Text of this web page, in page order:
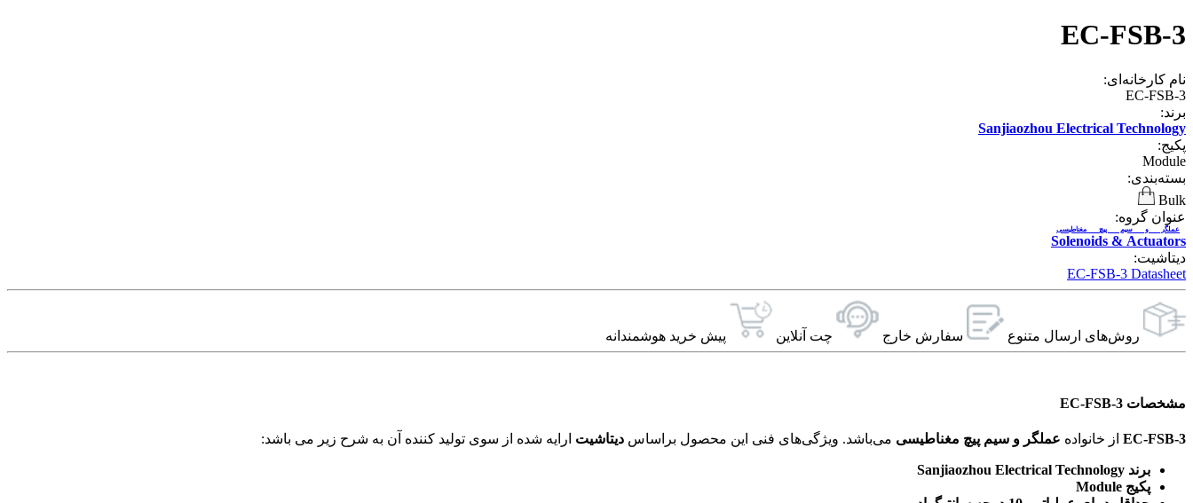
EC-FSB-3
نام کارخانه‌ای:
EC-FSB-3
برند:
Sanjiaozhou Electrical Technology
پکیج:
Module
بسته‌بندی:
Bulk
عنوان گروه:
Solenoids & Actuators
عملگر و سیم پیچ مغناطیسی
دیتاشیت:
EC-FSB-3 Datasheet
روش‌های ارسال‌ متنوع سفارش خارج چت آنلاین پیش خرید هوشمندانه
مشخصات EC-FSB-3
EC-FSB-3 از خانواده عملگر و سیم پیچ مغناطیسی دیتاشیت ارایه شده از سوی تولید کننده آن به شرح زیر می باشد:
برند Sanjiaozhou Electrical Technology
پکیج Module